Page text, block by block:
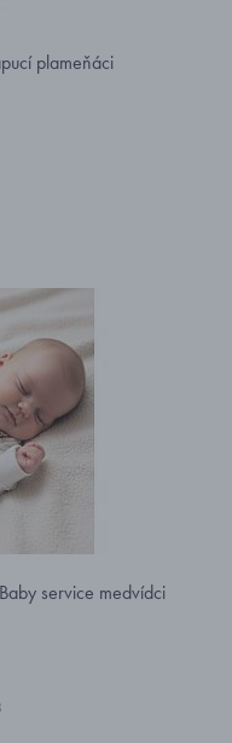
plameňáci
service medvídci